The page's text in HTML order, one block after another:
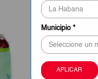
Municipio *
APLICAR